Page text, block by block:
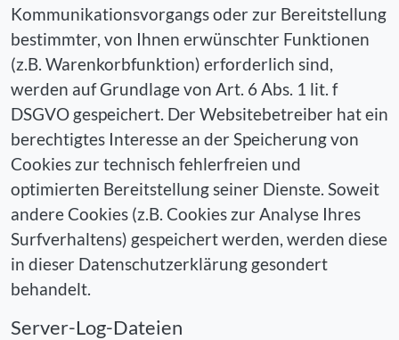
Kommunikationsvorgangs oder zur Bereitstellung
bestimmter, von Ihnen erwünschter Funktionen
(z.B. Warenkorbfunktion) erforderlich sind,
werden auf Grundlage von Art. 6 Abs. 1 lit. f
DSGVO gespeichert. Der Websitebetreiber hat ein
berechtigtes Interesse an der Speicherung von
Cookies zur technisch fehlerfreien und
optimierten Bereitstellung seiner Dienste. Soweit
andere Cookies (z.B. Cookies zur Analyse Ihres
Surfverhaltens) gespeichert werden, werden diese
in dieser Datenschutzerklärung gesondert
behandelt.
Server-Log-Dateien